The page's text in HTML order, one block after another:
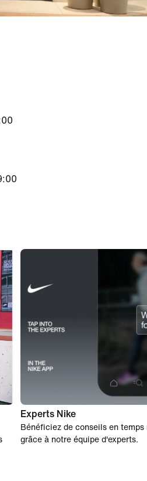
Experts Nike
Bénéficiez de conseils en
grâce à notre équipe d'experts.